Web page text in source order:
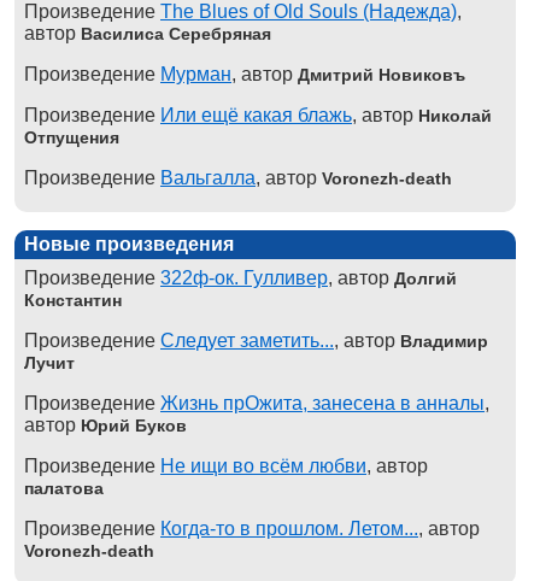
Произведение The Blues of Old Souls (Надежда),
автор Василиса Серебряная
Произведение Мурман, автор Дмитрий Новиковъ
Произведение Или ещё какая блажь, автор Николай
Отпущения
Произведение Вальгалла, автор Voronezh-death
Новые произведения
Произведение 322ф-ок. Гулливер, автор Долгий
Константин
Произведение Следует заметить..., автор Владимир
Лучит
Произведение Жизнь прОжита, занесена в анналы,
автор Юрий Буков
Произведение Не ищи во всём любви, автор
палатова
Произведение Когда-то в прошлом. Летом..., автор
Voronezh-death